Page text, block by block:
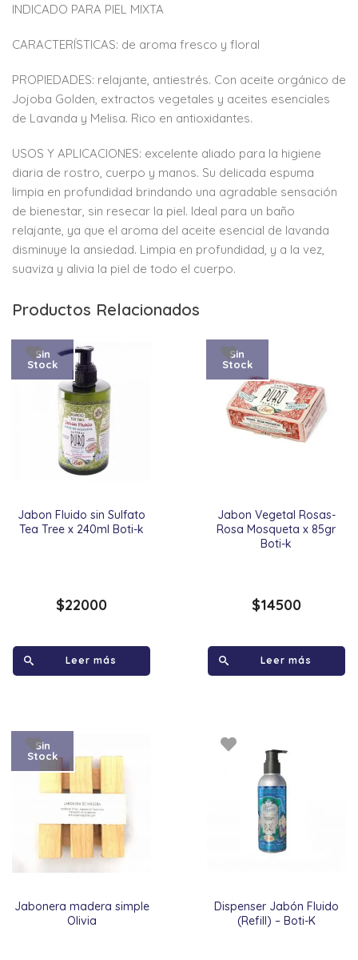
INDICADO PARA PIEL MIXTA
CARACTERÍSTICAS: de aroma fresco y floral
PROPIEDADES: relajante, antiestrés. Con aceite orgánico de
Jojoba Golden, extractos vegetales y aceites esenciales
de Lavanda y Melisa. Rico en antioxidantes.
USOS Y APLICACIONES: excelente aliado para la higiene
diaria de rostro, cuerpo y manos. Su delicada espuma
limpia en profundidad brindando una agradable sensación
de bienestar, sin resecar la piel. Ideal para un baño
relajante, ya que el aroma del aceite esencial de lavanda
disminuye la ansiedad. Limpia en profundidad, y a la vez,
suaviza y alivia la piel de todo el cuerpo.
Productos Relacionados
Jabon Fluido sin Sulfato
Tea Tree x 240ml Boti-k
Sin
Stock
$22000
Leer más
Jabon Vegetal Rosas-
Rosa Mosqueta x 85gr
Boti-k
Sin
Stock
$14500
Leer más
Jabonera madera simple
Olivia
Sin
Stock
Dispenser Jabón Fluido
(Refill) – Boti-K